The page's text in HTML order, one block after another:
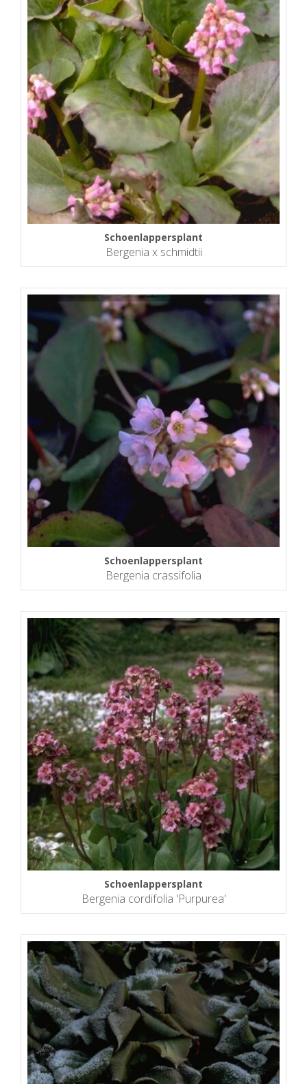
Schoenlappersplant
Bergenia x schmidtii
Schoenlappersplant
Bergenia crassifolia
Schoenlappersplant
Bergenia cordifolia 'Purpurea'